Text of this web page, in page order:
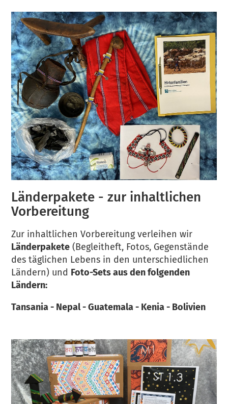
Länderpakete - zur inhaltlichen
Vorbereitung
Zur inhaltlichen Vorbereitung verleihen wir
Länderpakete (Begleitheft, Fotos, Gegenstände
des täglichen Lebens in den unterschiedlichen
Ländern) und Foto-Sets aus den folgenden
Ländern:
Tansania - Nepal - Guatemala - Kenia - Bolivien